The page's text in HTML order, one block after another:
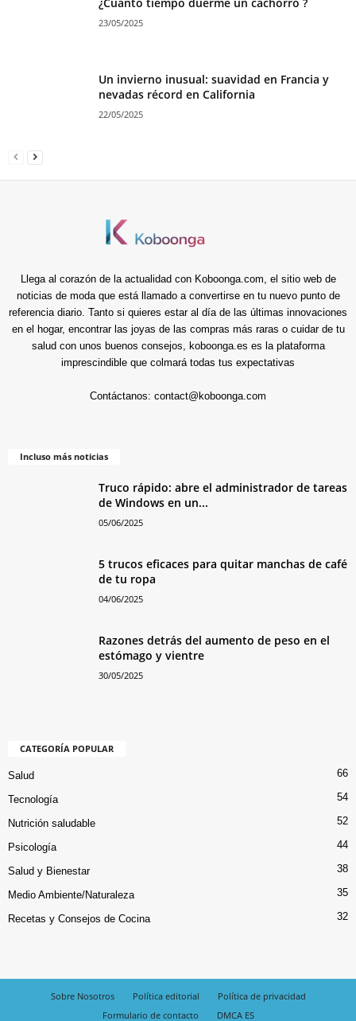
23/05/2025
Un invierno inusual: suavidad en Francia y
nevadas récord en California
22/05/2025
Llega al corazón de la actualidad con Koboonga.com, el sitio web de
noticias de moda que está llamado a convertirse en tu nuevo punto de
referencia diario. Tanto si quieres estar al día de las últimas innovaciones
en el hogar, encontrar las joyas de las compras más raras o cuidar de tu
salud con unos buenos consejos, koboonga.es es la plataforma
imprescindible que colmará todas tus expectativas
Contáctanos: contact@koboonga.com
Incluso más noticias
Truco rápido: abre el administrador de tareas
de Windows en un...
05/06/2025
5 trucos eficaces para quitar manchas de café
de tu ropa
04/06/2025
Razones detrás del aumento de peso en el
estómago y vientre
30/05/2025
CATEGORÍA POPULAR
Salud 66
Tecnología 54
Nutrición saludable 52
Psicología 44
Salud y Bienestar 38
Medio Ambiente/Naturaleza 35
Recetas y Consejos de Cocina 32
Sobre Nosotros Política editorial
Política de privacidad
Formulario de contacto
DMCA ES